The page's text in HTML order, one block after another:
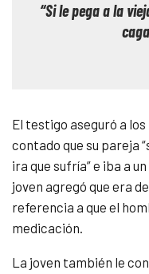
“Si le pega a la
El testigo aseguró a
contado que su pareja
ira que sufría” e iba a
joven agregó que era
referencia a que el
medicación.
La joven también le